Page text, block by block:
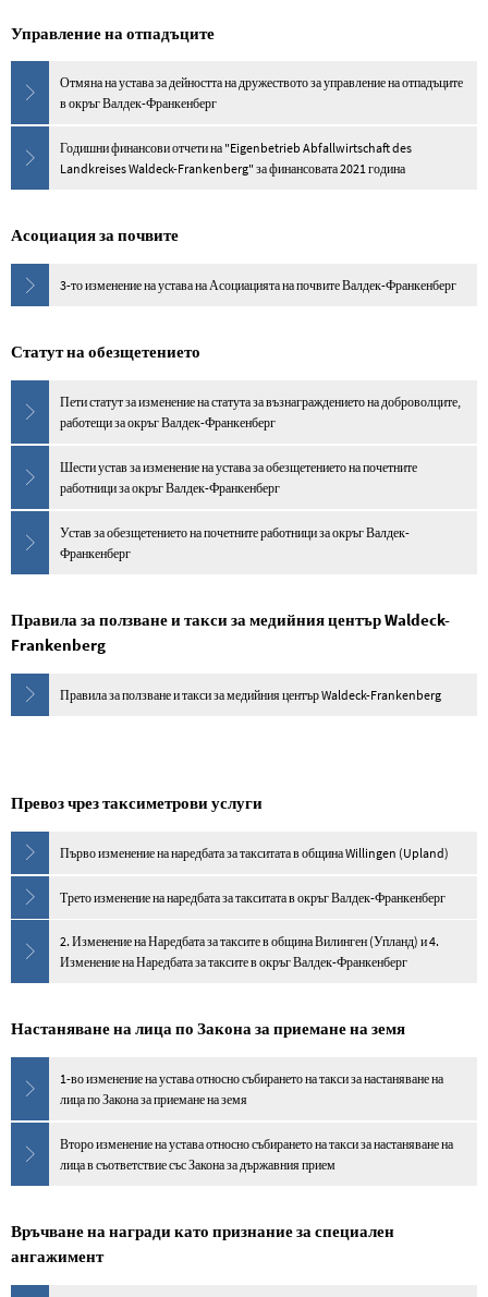
Управление на отпадъците
Отмяна на устава за дейността на дружеството за управление на отпадъците
в окръг Валдек-Франкенберг
Годишни финансови отчети на "Eigenbetrieb Abfallwirtschaft des
Landkreises Waldeck-Frankenberg" за финансовата 2021 година
Асоциация за почвите
3-то изменение на устава на Асоциацията на почвите Валдек-Франкенберг
Статут на обезщетението
Пети статут за изменение на статута за възнаграждението на доброволците,
работещи за окръг Валдек-Франкенберг
Шести устав за изменение на устава за обезщетението на почетните
работници за окръг Валдек-Франкенберг
Устав за обезщетението на почетните работници за окръг Валдек-
Франкенберг
Правила за ползване и такси за медийния център Waldeck-
Frankenberg
Правила за ползване и такси за медийния център Waldeck-Frankenberg
Превоз чрез таксиметрови услуги
Първо изменение на наредбата за такситата в община Willingen (Upland)
Трето изменение на наредбата за такситата в окръг Валдек-Франкенберг
2. Изменение на Наредбата за таксите в община Вилинген (Упланд) и 4.
Изменение на Наредбата за таксите в окръг Валдек-Франкенберг
Настаняване на лица по Закона за приемане на земя
1-во изменение на устава относно събирането на такси за настаняване на
лица по Закона за приемане на земя
Второ изменение на устава относно събирането на такси за настаняване на
лица в съответствие със Закона за държавния прием
Връчване на награди като признание за специален
ангажимент